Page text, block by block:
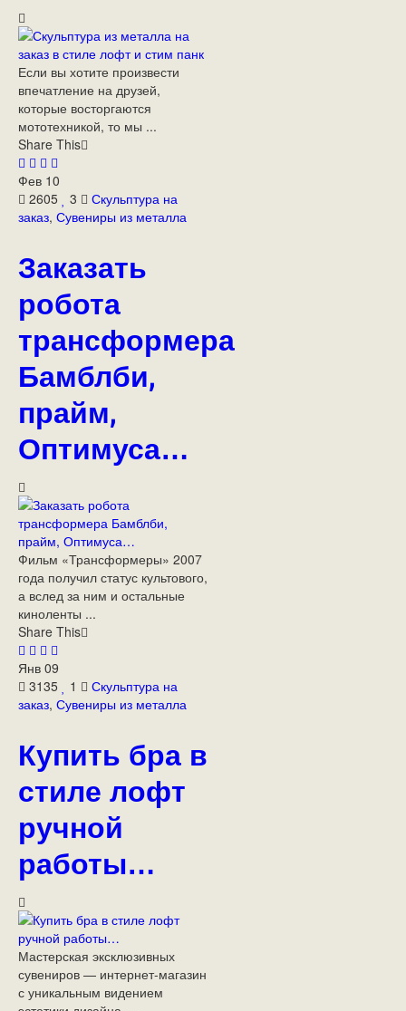
Если вы хотите произвести
впечатление на друзей,
которые восторгаются
мототехникой, то мы ...
Share This
Фев 10
2605
3
Скульптура на
заказ, Сувениры из металла
Заказать
робота
трансформера
Бамблби,
прайм,
Оптимуса…
Фильм «Трансформеры» 2007
года получил статус культового,
а вслед за ним и остальные
киноленты ...
Share This
Янв 09
3135
1
Скульптура на
заказ, Сувениры из металла
Купить бра в
стиле лофт
ручной
работы…
Мастерская эксклюзивных
сувениров — интернет-магазин
с уникальным видением